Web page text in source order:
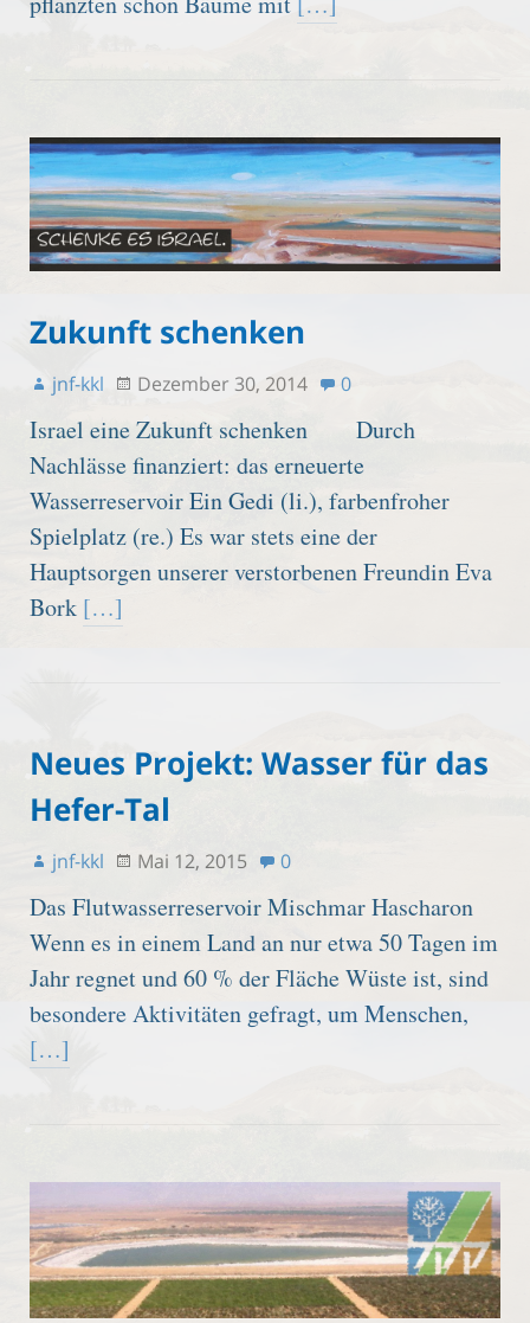
Zukunft schenken
jnf-kkl Dezember 30, 2014 0
Israel eine Zukunft schenken Durch
Nachlässe finanziert: das erneuerte
Wasserreservoir Ein Gedi (li.), farbenfroher
Spielplatz (re.) Es war stets eine der
Hauptsorgen unserer verstorbenen Freundin Eva
Bork […]
Neues Projekt: Wasser für das
Hefer-Tal
jnf-kkl Mai 12, 2015 0
Das Flutwasserreservoir Mischmar Hascharon
Wenn es in einem Land an nur etwa 50 Tagen im
Jahr regnet und 60 % der Fläche Wüste ist, sind
besondere Aktivitäten gefragt, um Menschen,
[…]